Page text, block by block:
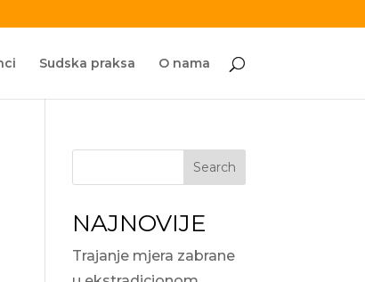
Sudska praksa O nama
Search
NAJNOVIJE
Trajanje mjera zabrane